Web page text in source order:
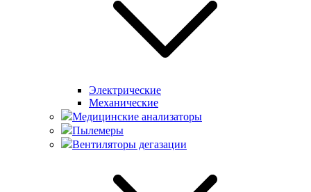
Электрические
Механические
Медицинские анализаторы
Пылемеры
Вентиляторы дегазации